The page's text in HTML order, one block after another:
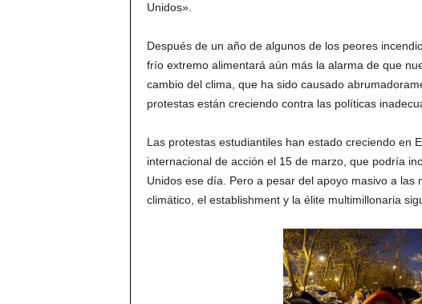
Unidos».
Después de un año de algunos de los peores
frío extremo alimentará aún más la alarma de que
cambio del clima, que ha sido causado
protestas están creciendo contra las políticas
Las protestas estudiantiles han estado creciendo en
internacional de acción el 15 de marzo, que podría
Unidos ese día. Pero a pesar del apoyo masivo a
climático, el establishment y la élite multimillonaria